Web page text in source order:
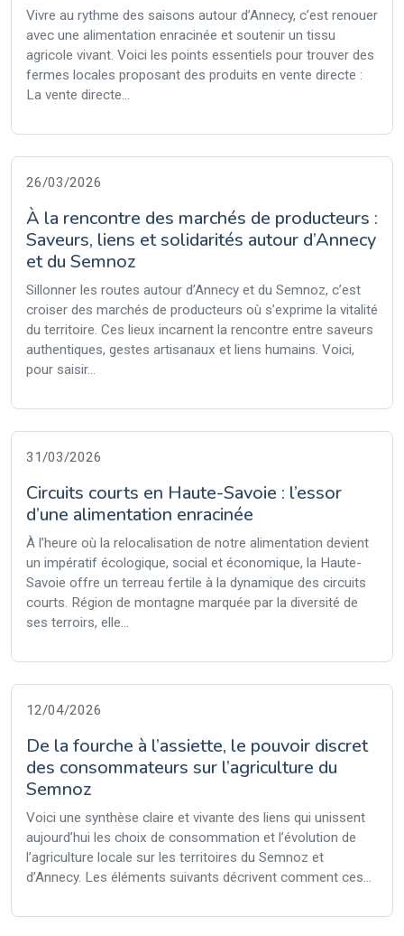
Vivre au rythme des saisons autour d’Annecy, c’est renouer
avec une alimentation enracinée et soutenir un tissu
agricole vivant. Voici les points essentiels pour trouver des
fermes locales proposant des produits en vente directe :
La vente directe...
26/03/2026
À la rencontre des marchés de producteurs :
Saveurs, liens et solidarités autour d’Annecy
et du Semnoz
Sillonner les routes autour d’Annecy et du Semnoz, c’est
croiser des marchés de producteurs où s’exprime la vitalité
du territoire. Ces lieux incarnent la rencontre entre saveurs
authentiques, gestes artisanaux et liens humains. Voici,
pour saisir...
31/03/2026
Circuits courts en Haute-Savoie : l’essor
d’une alimentation enracinée
À l’heure où la relocalisation de notre alimentation devient
un impératif écologique, social et économique, la Haute-
Savoie offre un terreau fertile à la dynamique des circuits
courts. Région de montagne marquée par la diversité de
ses terroirs, elle...
12/04/2026
De la fourche à l’assiette, le pouvoir discret
des consommateurs sur l’agriculture du
Semnoz
Voici une synthèse claire et vivante des liens qui unissent
aujourd’hui les choix de consommation et l’évolution de
l’agriculture locale sur les territoires du Semnoz et
d’Annecy. Les éléments suivants décrivent comment ces...